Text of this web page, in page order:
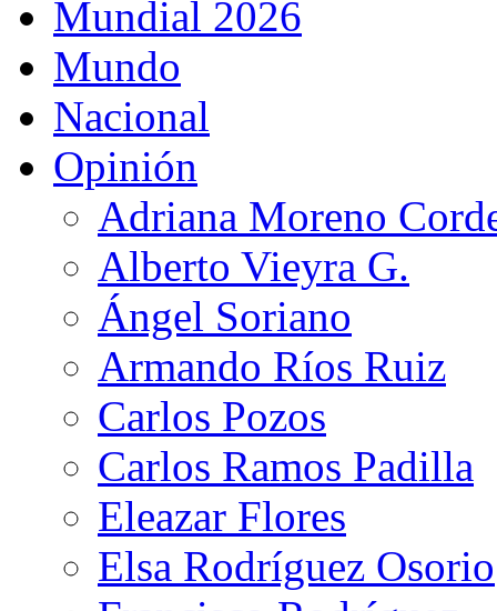
Mundial 2026
Mundo
Nacional
Opinión
Adriana Moreno
Alberto Vieyra G.
Ángel Soriano
Armando Ríos Ruiz
Carlos Pozos
Carlos Ramos Padilla
Eleazar Flores
Elsa Rodríguez Osorio